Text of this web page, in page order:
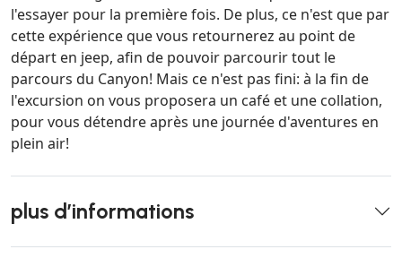
l'essayer pour la première fois. De plus, ce n'est que par
cette expérience que vous retournerez au point de
départ en jeep, afin de pouvoir parcourir tout le
parcours du Canyon! Mais ce n'est pas fini: à la fin de
l'excursion on vous proposera un café et une collation,
pour vous détendre après une journée d'aventures en
plein air!
plus d’informations